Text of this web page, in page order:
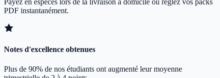
Payez en espèces lors de la livraison à domicile ou réglez vos packs
PDF instantanément.
Notes d'excellence obtenues
Plus de 90% de nos étudiants ont augmenté leur moyenne